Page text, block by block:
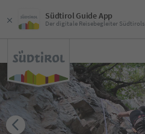
Südtirol Guide App
Der digitale Reisebegleiter Südtirols